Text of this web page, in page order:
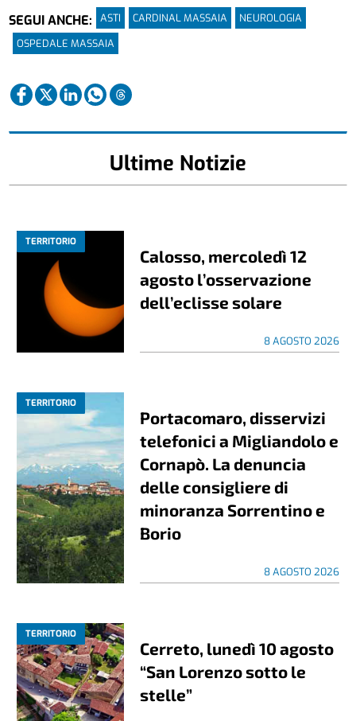
SEGUI ANCHE:
ASTI CARDINAL MASSAIA
NEUROLOGIA
OSPEDALE MASSAIA
Ultime Notizie
TERRITORIO
Calosso, mercoledì 12
agosto l’osservazione
dell’eclisse solare
8 AGOSTO 2026
TERRITORIO
Portacomaro, disservizi
telefonici a Migliandolo e
Cornapò. La denuncia
delle consigliere di
minoranza Sorrentino e
Borio
8 AGOSTO 2026
TERRITORIO
Cerreto, lunedì 10 agosto
“San Lorenzo sotto le
stelle”